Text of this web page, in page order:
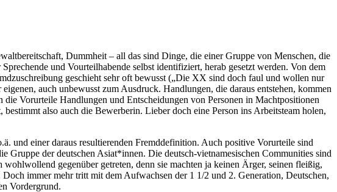
Dummheit – all das sind Dinge, die einer Gruppe von Menschen, die
und Vourteilhabende selbst identifiziert, herab gesetzt werden. Von dem
geschieht sehr oft bewusst („Die XX sind doch faul und wollen nur
auch unbewusst zum Ausdruck. Handlungen, die daraus entstehen, kommen
Vorurteile Handlungen und Entscheidungen von Personen in Machtpositionen
also auch die Bewerberin. Lieber doch eine Person ins Arbeitsteam holen,
und einer daraus resultierenden Fremddefinition. Auch positive Vorurteile sind
Gruppe der deutschen Asiat*innen. Die deutsch-vietnamesischen Communities sind
gegenüber getreten, denn sie machten ja keinen Ärger, seinen fleißig,
immer mehr tritt mit dem Aufwachsen der 1 1/2 und 2. Generation, Deutschen,
Vordergrund.